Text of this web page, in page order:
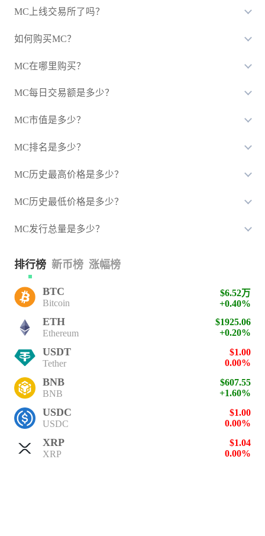
MC上线交易所了吗？
如何购买MC？
MC在哪里购买？
MC每日交易额是多少？
MC市值是多少？
MC排名是多少？
MC历史最高价格是多少？
MC历史最低价格是多少？
MC发行总量是多少？
排行榜 新币榜 涨幅榜
BTC
Bitcoin
$6.52万
+0.40%
ETH
Ethereum
$1925.06
+0.20%
USDT
Tether
$1.00
0.00%
BNB
BNB
$607.55
+1.60%
USDC
USDC
$1.00
0.00%
XRP
XRP
$1.04
0.00%